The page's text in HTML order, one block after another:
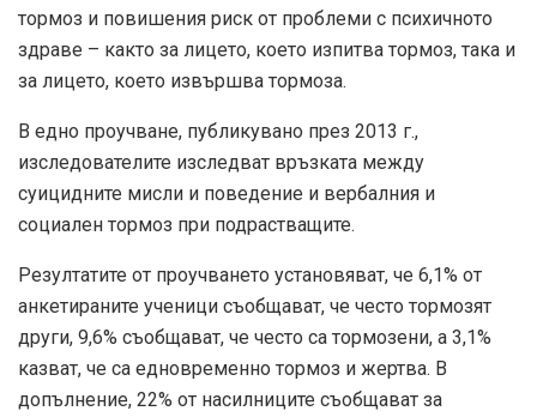
тормоз и повишения риск от проблеми с психичното
здраве – както за лицето, което изпитва тормоз, така и
за лицето, което извършва тормоза.
В едно проучване, публикувано през 2013 г.,
изследователите изследват връзката между
суицидните мисли и поведение и вербалния и
социален тормоз при подрастващите.
Резултатите от проучването установяват, че 6,1% от
анкетираните ученици съобщават, че често тормозят
други, 9,6% съобщават, че често са тормозени, а 3,1%
казват, че са едновременно тормоз и жертва. В
допълнение, 22% от насилниците съобщават за